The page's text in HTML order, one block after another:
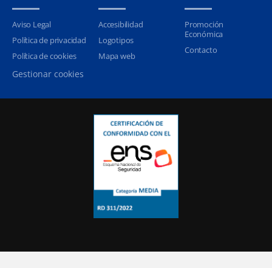
Aviso Legal
Política de privacidad
Política de cookies
Gestionar cookies
Accesibilidad
Logotipos
Mapa web
Promoción
Económica
Contacto